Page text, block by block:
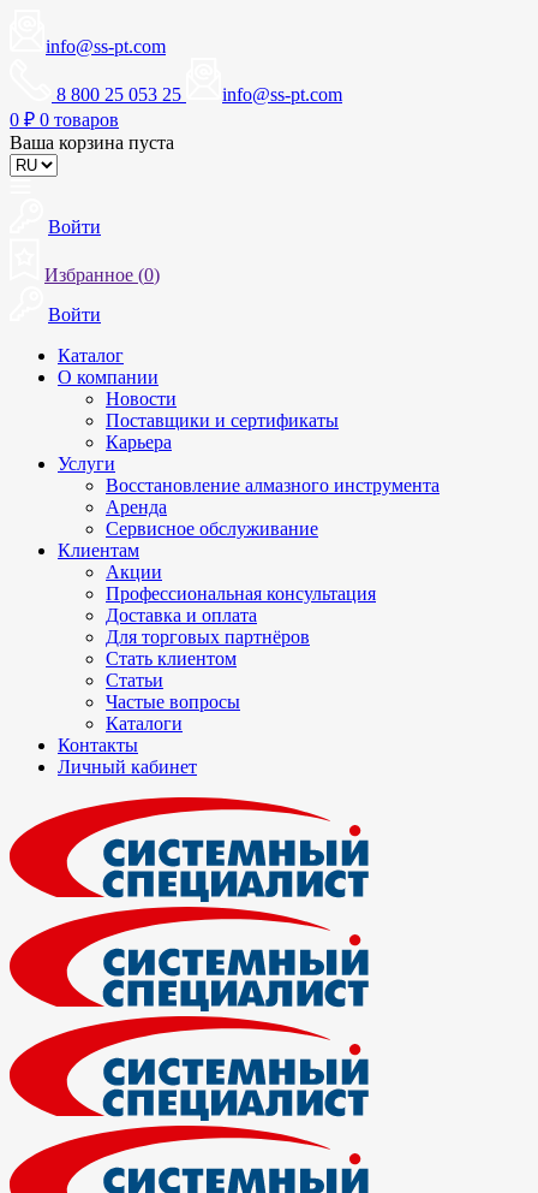
info@ss-pt.com
8 800 25 053 25
info@ss-pt.com
0 ₽ 0 товаров
Ваша корзина пуста
Войти
Избранное (0)
Войти
Каталог
О компании
Новости
Поставщики и сертификаты
Карьера
Услуги
Восстановление алмазного инструмента
Аренда
Сервисное обслуживание
Клиентам
Акции
Профессиональная консультация
Доставка и оплата
Для торговых партнёров
Стать клиентом
Статьи
Частые вопросы
Каталоги
Контакты
Личный кабинет